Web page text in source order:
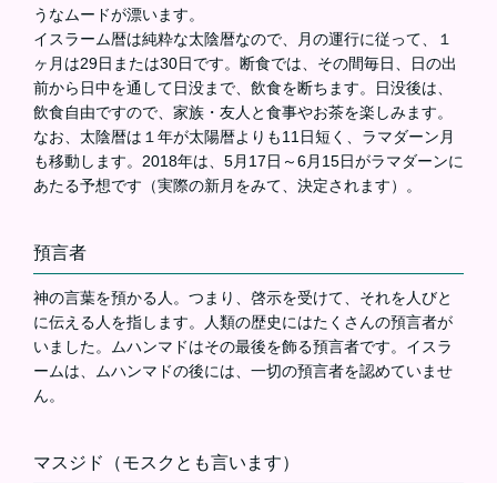
うなムードが漂います。
イスラーム暦は純粋な太陰暦なので、月の運行に従って、１
ヶ月は29日または30日です。断食では、その間毎日、日の出
前から日中を通して日没まで、飲食を断ちます。日没後は、
飲食自由ですので、家族・友人と食事やお茶を楽しみます。
なお、太陰暦は１年が太陽暦よりも11日短く、ラマダーン月
も移動します。2018年は、5月17日～6月15日がラマダーンに
あたる予想です（実際の新月をみて、決定されます）。
預言者
神の言葉を預かる人。つまり、啓示を受けて、それを人びと
に伝える人を指します。人類の歴史にはたくさんの預言者が
いました。ムハンマドはその最後を飾る預言者です。イスラ
ームは、ムハンマドの後には、一切の預言者を認めていませ
ん。
マスジド（モスクとも言います）